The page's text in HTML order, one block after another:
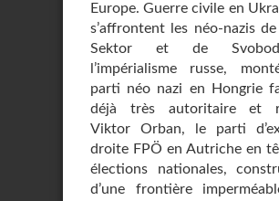
Europe. Guerre civile en
s’affrontent les néo-nazis
Sektor et de
l’impérialisme russe,
parti néo nazi en Hongrie
déjà très autoritaire et
Viktor Orban, le parti
droite FPÖ en Autriche en
élections nationales,
d’une frontière